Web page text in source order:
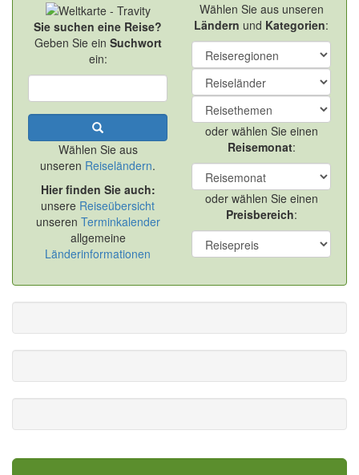
Sie suchen eine Reise?
Geben Sie ein Suchwort
ein:
Wählen Sie aus
unseren Reiseländern.
Hier finden Sie auch:
unsere Reiseübersicht
unseren Terminkalender
allgemeine
Länderinformationen
Wählen Sie aus unseren
Ländern und Kategorien:
oder wählen Sie einen
Reisemonat:
oder wählen Sie einen
Preisbereich: